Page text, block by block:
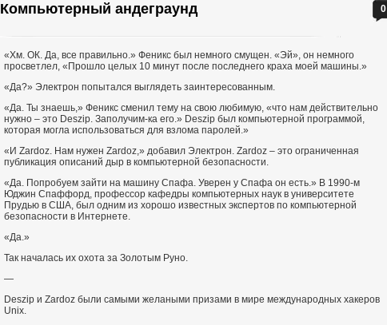
Компьютерный андеграунд 0
«Хм. ОК. Да, все правильно.» Феникс был немного смущен. «Эй», он немного
просветлел, «Прошло целых 10 минут после последнего краха моей машины.»
«Да?» Электрон попытался выглядеть заинтересованным.
«Да. Ты знаешь,» Феникс сменил тему на свою любимую, «что нам действительно
нужно – это Deszip. Заполучим-ка его.» Deszip был компьютерной программой,
которая могла использоваться для взлома паролей.»
«И Zardoz. Нам нужен Zardoz,» добавил Электрон. Zardoz – это ограниченная
публикация описаний дыр в компьютерной безопасности.
«Да. Попробуем зайти на машину Спафа. Уверен у Спафа он есть.» В 1990-м
Юджин Спаффорд, профессор кафедры компьютерных наук в университете
Прудью в США, был одним из хорошо известных экспертов по компьютерной
безопасности в Интернете.
«Да.»
Так началась их охота за Золотым Руно.
—
Deszip и Zardoz были самыми желаными призами в мире международных хакеров
Unix.